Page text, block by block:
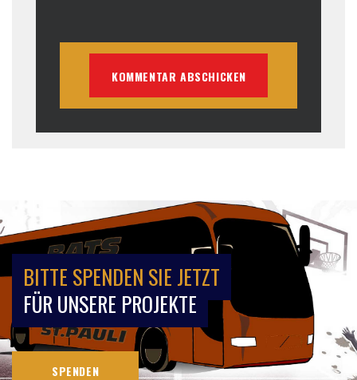
BITTE SPENDEN SIE JETZT
FÜR UNSERE PROJEKTE
SPENDEN